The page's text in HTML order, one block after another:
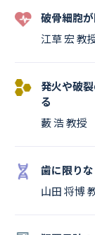
破骨細胞
江草 宏 教
発火や破
る
藪 浩 教授
歯に限り
山田 将博